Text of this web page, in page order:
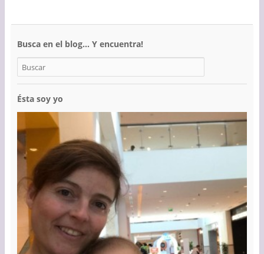
Busca en el blog… Y encuentra!
Ésta soy yo